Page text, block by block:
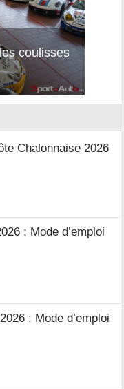
Ferrari
Chalonnaise 2026
: Mode d’emploi
: Mode d’emploi